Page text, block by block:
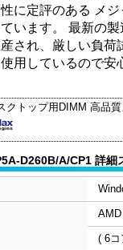
に定評のある メジ
います。 最新の
され、厳しい負荷
用しているので安
クトップ用DIMM 高品
D260B/A/CP1 詳細
( 6コ